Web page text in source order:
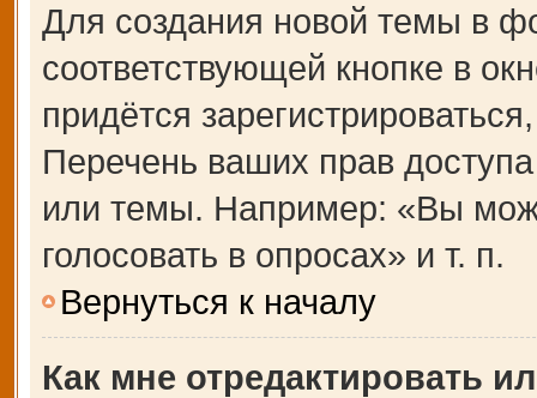
Для создания новой темы в
соответствующей кнопке в
придётся
Перечень ваших прав
или темы. Например: «Вы
голосовать в опросах» и т. п.
Вернуться к началу
Как мне отредактировать